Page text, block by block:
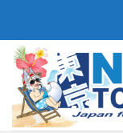
content